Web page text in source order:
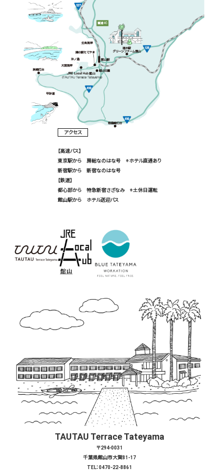
アクセス
【高速バス】
東京駅から 房総なのはな号 ※ホテル直通あり
新宿駅から 新宿なのはな号
【鉄道】
都心部から 特急新宿さざなみ ※土休日運転
館山駅から ホテル送迎バス
TAUTAU Terrace Tateyama
〒294-0031
千葉県館山市大賀81-17
TEL：0470-22-8861